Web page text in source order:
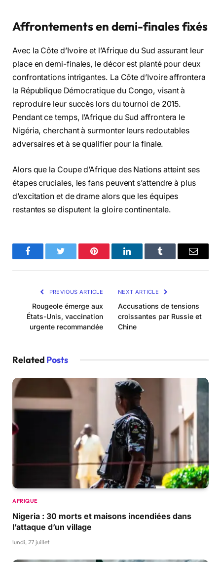
Affrontements en demi-finales fixés
Avec la Côte d’Ivoire et l’Afrique du Sud assurant leur
place en demi-finales, le décor est planté pour deux
confrontations intrigantes. La Côte d’Ivoire affrontera
la République Démocratique du Congo, visant à
reproduire leur succès lors du tournoi de 2015.
Pendant ce temps, l’Afrique du Sud affrontera le
Nigéria, cherchant à surmonter leurs redoutables
adversaires et à se qualifier pour la finale.
Alors que la Coupe d’Afrique des Nations atteint ses
étapes cruciales, les fans peuvent s’attendre à plus
d’excitation et de drame alors que les équipes
restantes se disputent la gloire continentale.
FacebookTwitter Pinterest LinkedInTumblr Email
PREVIOUS ARTICLE
Rougeole émerge aux
États-Unis, vaccination
urgente recommandée
NEXT ARTICLE
Accusations de tensions
croissantes par Russie et
Chine
Related Posts
AFRIQUE
Nigeria : 30 morts et maisons incendiées dans
l’attaque d’un village
lundi, 27 juillet